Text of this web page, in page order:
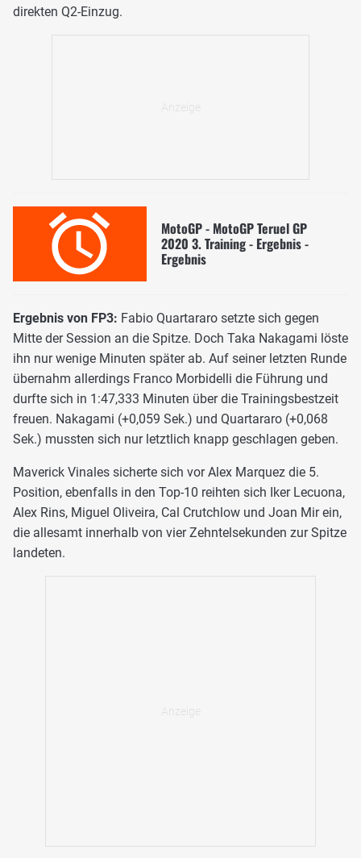
direkten Q2-Einzug.
MotoGP - MotoGP Teruel GP
2020 3. Training - Ergebnis -
Ergebnis
Ergebnis von FP3: Fabio Quartararo setzte sich gegen
Mitte der Session an die Spitze. Doch Taka Nakagami löste
ihn nur wenige Minuten später ab. Auf seiner letzten Runde
übernahm allerdings Franco Morbidelli die Führung und
durfte sich in 1:47,333 Minuten über die Trainingsbestzeit
freuen. Nakagami (+0,059 Sek.) und Quartararo (+0,068
Sek.) mussten sich nur letztlich knapp geschlagen geben.
Maverick Vinales sicherte sich vor Alex Marquez die 5.
Position, ebenfalls in den Top-10 reihten sich Iker Lecuona,
Alex Rins, Miguel Oliveira, Cal Crutchlow und Joan Mir ein,
die allesamt innerhalb von vier Zehntelsekunden zur Spitze
landeten.